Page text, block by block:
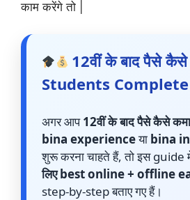
काम करेंगे तो |
12वीं के बाद पैसे
Students
अगर आप12वीं के बाद पैसे कैसे
bina experienceया bina
शुरू करना चाहते हैं, तो इस guide
लिए best online + offline
step-by-step बताए गए हैं।